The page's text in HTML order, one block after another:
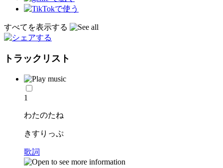
すべてを表示する
トラックリスト
1
わたのたね
きすりっぷ
歌詞